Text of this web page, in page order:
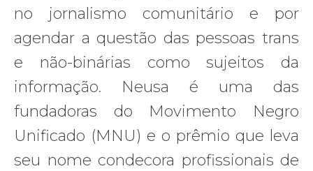
no jornalismo comunitário e por
agendar a questão das pessoas trans
e não-binárias como sujeitos da
informação. Neusa é uma das
fundadoras do Movimento Negro
Unificado (MNU) e o prêmio que leva
seu nome condecora profissionais de